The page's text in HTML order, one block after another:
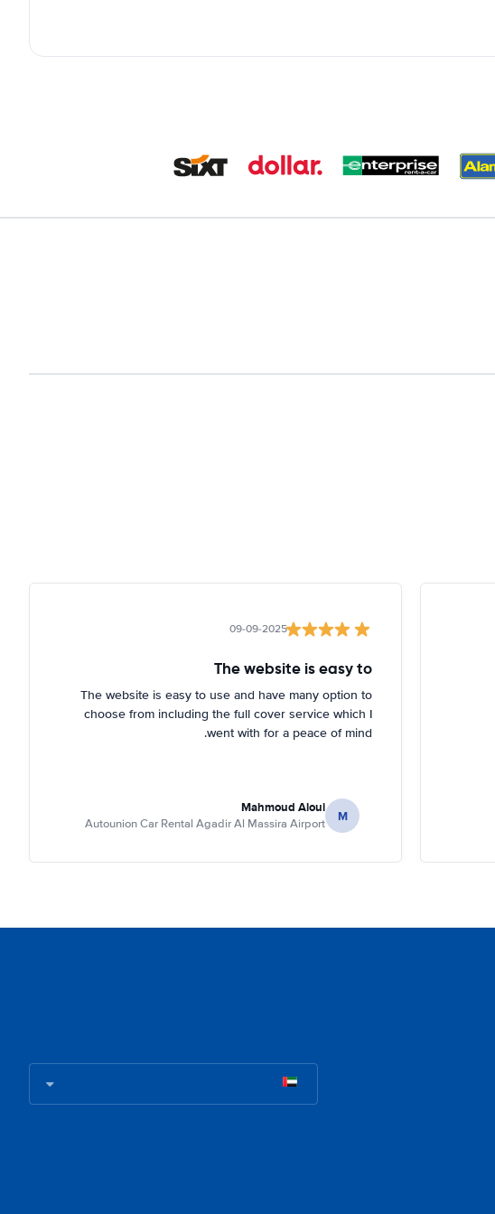
09-09-2025
The website is easy to
The website is easy to use and have many option to
choose from including the full cover service which I
went with for a peace of mind.
M
Mahmoud Aloui
Autounion Car Rental Agadir Al Massira Airport